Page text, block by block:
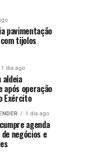
pavimentação
tijolos
1 dia ago
aldeia
após operação
Exército
1 dia ago
agenda
negócios e